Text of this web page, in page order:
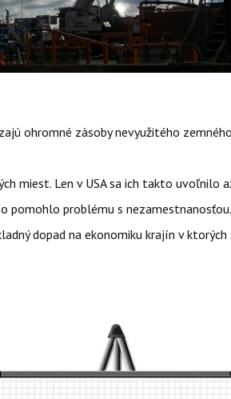
ohromné zásoby nevyužitého zemného
miest. Len v USA sa ich takto uvoľnilo
pomohlo problému s nezamestnanosťou.
dopad na ekonomiku krajín v ktorých